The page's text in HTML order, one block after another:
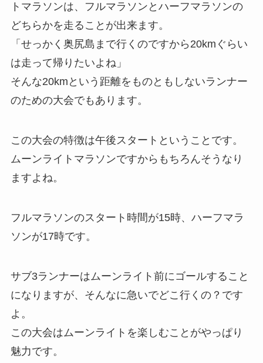
トマラソンは、フルマラソンとハーフマラソンの
どちらかを走ることが出来ます。
「せっかく奥尻島まで行くのですから20kmぐらい
は走って帰りたいよね」
そんな20kmという距離をものともしないランナー
のための大会でもあります。
この大会の特徴は午後スタートということです。
ムーンライトマラソンですからもちろんそうなり
ますよね。
フルマラソンのスタート時間が15時、ハーフマラ
ソンが17時です。
サブ3ランナーはムーンライト前にゴールすること
になりますが、そんなに急いでどこ行くの？です
よ。
この大会はムーンライトを楽しむことがやっぱり
魅力です。